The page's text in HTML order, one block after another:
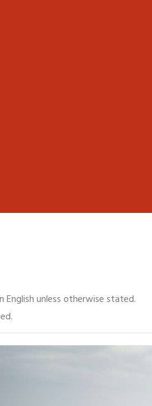
English unless otherwise stated.